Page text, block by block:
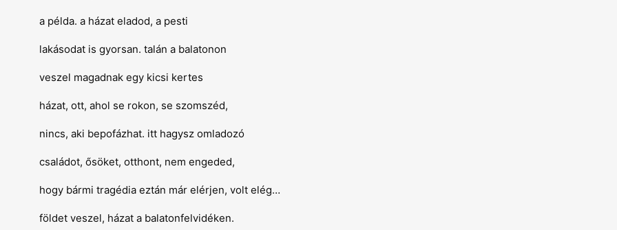
a példa. a házat eladod, a pesti
lakásodat is gyorsan. talán a balatonon
veszel magadnak egy kicsi kertes
házat, ott, ahol se rokon, se szomszéd,
nincs, aki bepofázhat. itt hagysz omladozó
családot, ősöket, otthont, nem engeded,
hogy bármi tragédia eztán már elérjen, volt elég…
földet veszel, házat a balatonfelvidéken.